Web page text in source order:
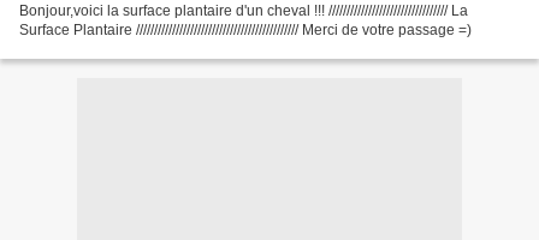
Bonjour,voici la surface plantaire d'un cheval !!! ///////////////////////////////// La
Surface Plantaire ///////////////////////////////////////////// Merci de votre passage =)